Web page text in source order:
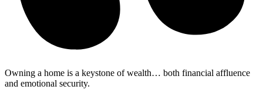
Owning a home is a keystone of wealth… both financial affluence
and emotional security.